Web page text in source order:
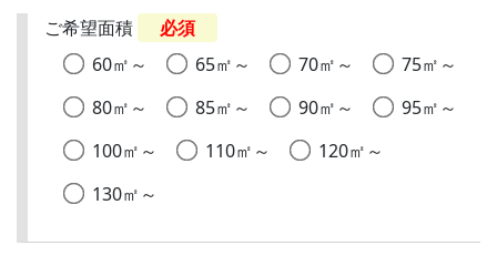
ご希望面積
必須
60㎡～
65㎡～ 70㎡～
75㎡～
80㎡～
85㎡～ 90㎡～
95㎡～
100㎡～
110㎡～
120㎡～
130㎡～